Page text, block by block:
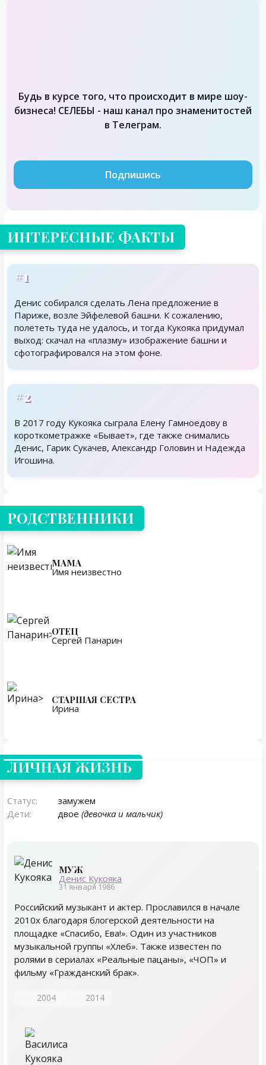
Будь в курсе того, что происходит в мире шоу-
бизнеса! СЕЛЕБЫ - наш канал про знаменитостей
в Телеграм.
Подпишись
ИНТЕРЕСНЫЕ ФАКТЫ
#1
Денис собирался сделать Лена предложение в
Париже, возле Эйфелевой башни. К сожалению,
полететь туда не удалось, и тогда Кукояка придумал
выход: скачал на «плазму» изображение башни и
сфотографировался на этом фоне.
#2
В 2017 году Кукояка сыграла Елену Гамноедову в
короткометражке «Бывает», где также снимались
Денис, Гарик Сукачев, Александр Головин и Надежда
Игошина.
Родственники
РОДСТВЕННИКИ
МАМА
Имя неизвестно
ОТЕЦ
Сергей Панарин
СТАРШАЯ СЕСТРА
Ирина
ЛИЧНАЯ ЖИЗНЬ
Статус:
замужем
Дети:
двое (девочка и мальчик)
МУЖ
Денис Кукояка
31 января 1986
Российский музыкант и актер. Прославился в начале
2010х благодаря блогерской деятельности на
площадке «Спасибо, Ева!». Один из участников
музыкальной группы «Хлеб». Также известен по
ролями в сериалах «Реальные пацаны», «ЧОП» и
фильму «Гражданский брак».
2004 2014